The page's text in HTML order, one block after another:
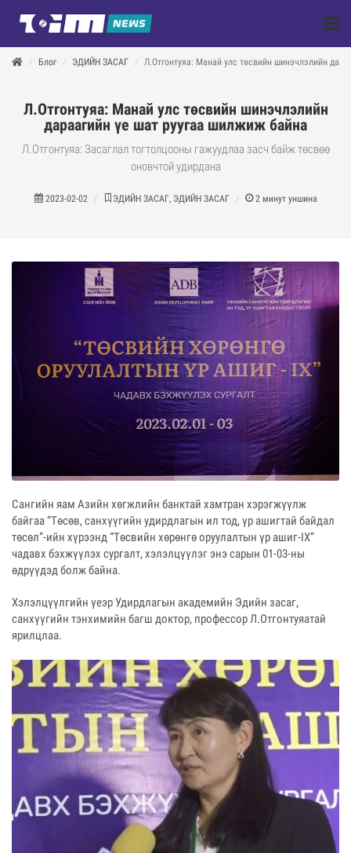
Блог ЭДИЙН ЗАСАГ Л.Отгонтуяа: Манай улс төсвийн шинэчлэлийн
Л.Отгонтуяа: Манай улс төсвийн шинэчлэлийн
дараагийн үе шат руугаа шилжиж байна
Л.Отгонтуяа: Засаглал тогтолцооны гажуудлаа засч байж төсвөө
оновчтой удирдана
2023-02-02 ЭДИЙН ЗАСАГ, ЭДИЙН ЗАСАГ 2 минут уншина
Сангийн яам Азийн хөгжлийн банктай хамтран хэрэгжүүлж
байгаа “Төсөв, санхүүгийн удирдлагын ил тод, үр ашигтай байдал
төсөл”-ийн хүрээнд “Төсвийн хөрөнгө оруулалтын үр ашиг-IX”
чадавх бэхжүүлэх сургалт, хэлэлцүүлэг энэ сарын 01-03-ны
өдрүүдэд болж байна.
Хэлэлцүүлгийн үеэр Удирдлагын академийн Эдийн засаг,
санхүүгийн тэнхимийн багш доктор, профессор Л.Отгонтуяатай
ярилцлаа.